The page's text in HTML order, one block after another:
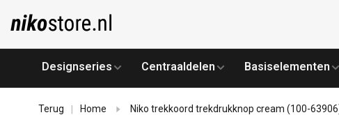
Designseries Centraaldelen Basiselementen
Terug Home Niko trekkoord trekdrukknop cream (100-